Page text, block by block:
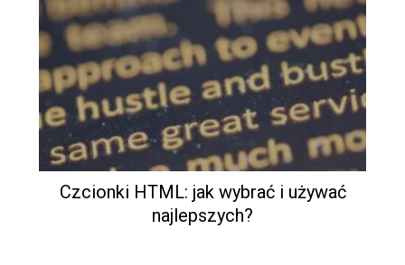
Czcionki HTML: jak wybrać i używać
najlepszych?